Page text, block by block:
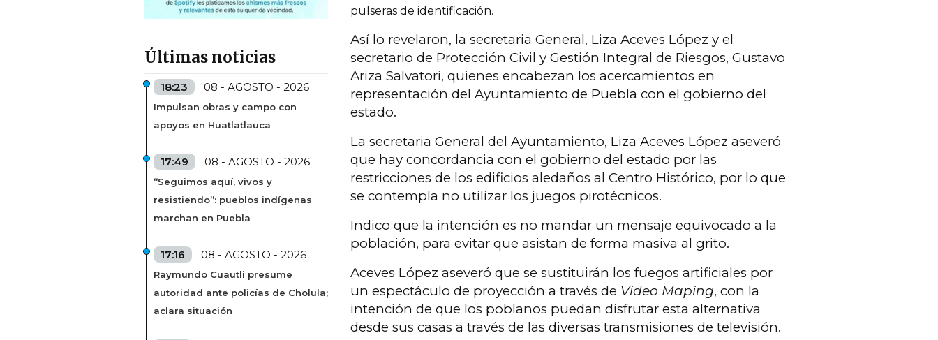
Últimas noticias
18:23 08 - AGOSTO - 2026
Impulsan obras y campo con
apoyos en Huatlatlauca
17:49 08 - AGOSTO - 2026
“Seguimos aquí, vivos y
resistiendo”: pueblos indígenas
marchan en Puebla
17:16 08 - AGOSTO - 2026
Raymundo Cuautli presume
autoridad ante policías de Cholula;
aclara situación
pulseras de identificación.
Así lo revelaron, la secretaria General, Liza Aceves López y el
secretario de Protección Civil y Gestión Integral de Riesgos, Gustavo
Ariza Salvatori, quienes encabezan los acercamientos en
representación del Ayuntamiento de Puebla con el gobierno del
estado.
La secretaria General del Ayuntamiento, Liza Aceves López aseveró
que hay concordancia con el gobierno del estado por las
restricciones de los edificios aledaños al Centro Histórico, por lo que
se contempla no utilizar los juegos pirotécnicos.
Indico que la intención es no mandar un mensaje equivocado a la
población, para evitar que asistan de forma masiva al grito.
Aceves López aseveró que se sustituirán los fuegos artificiales por
un espectáculo de proyección a través de Video Maping, con la
intención de que los poblanos puedan disfrutar esta alternativa
desde sus casas a través de las diversas transmisiones de televisión.